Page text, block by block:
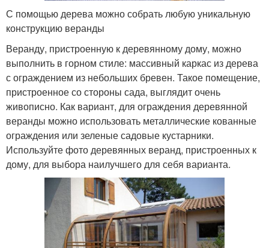
С помощью дерева можно собрать любую уникальную
конструкцию веранды
Веранду, пристроенную к деревянному дому, можно
выполнить в горном стиле: массивный каркас из дерева
с ограждением из небольших бревен. Такое помещение,
пристроенное со стороны сада, выглядит очень
живописно. Как вариант, для ограждения деревянной
веранды можно использовать металлические кованные
ограждения или зеленые садовые кустарники.
Используйте фото деревянных веранд, пристроенных к
дому, для выбора наилучшего для себя варианта.